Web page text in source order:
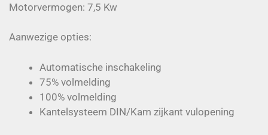
Motorvermogen: 7,5 Kw
Aanwezige opties:
Automatische inschakeling
75% volmelding
100% volmelding
Kantelsysteem DIN/Kam zijkant vulopening